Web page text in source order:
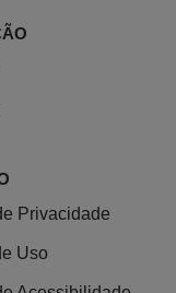
Privacidade
Uso